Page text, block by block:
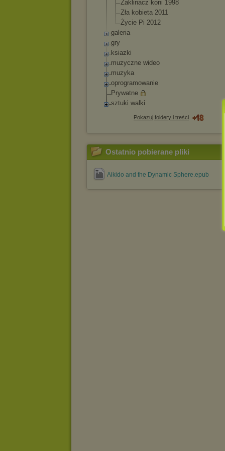
Zaklinacz koni 1998
Zła kobieta 2011
Życie Pi 2012
galeria
gry
ksiazki
muzyczne wideo
muzyka
oprogramowanie
Prywatne
sztuki walki
Pokazuj foldery i treści
Ostatnio pobierane pliki
Aikido and the Dynamic Sphere.epub